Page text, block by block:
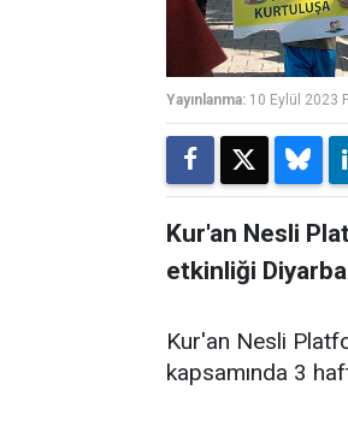
Yayınlanma: 10 Eylül 2023
Kur'an Nesli
etkinliği
Kur'an Nesli
kapsamında 3